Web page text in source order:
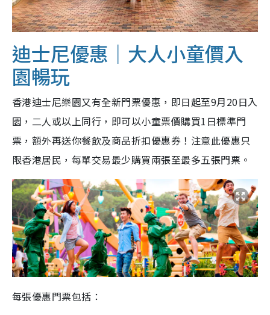
迪士尼優惠｜大人小童價入
園暢玩
香港迪士尼樂園又有全新門票優惠，即日起至9月20日入
園，二人或以上同行，即可以小童票價購買1日標準門
票，額外再送你餐飲及商品折扣優惠券！注意此優惠只
限香港居民，每單交易最少購買兩張至最多五張門票。
每張優惠門票包括：